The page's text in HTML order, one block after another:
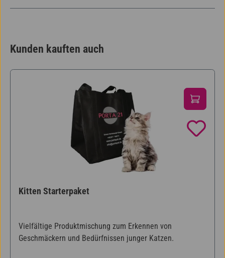
Kunden kauften auch
Kitten Starterpaket
Vielfältige Produktmischung zum Erkennen von
Geschmäckern und Bedürfnissen junger Katzen.